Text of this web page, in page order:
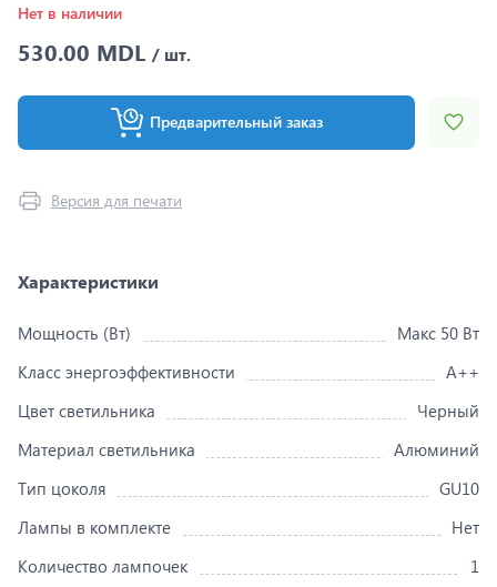
Нет в наличии
530.00 MDL / шт.
Предварительный заказ
Версия для печати
Характеристики
Мощность (Вт)
Макс 50 Вт
Класс энергоэффективности
A++
Цвет светильника
Черный
Материал светильника
Алюминий
Тип цоколя
GU10
Лампы в комплекте
Нет
Количество лампочек
1